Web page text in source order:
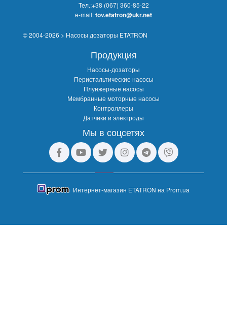
Тел.:+38 (067) 360-85-22
e-mail:tov.etatron@ukr.net
© 2004-2026 > Насосы дозаторы ETATRON
Продукция
Насосы-дозаторы
Перистальтические насосы
Плунжерные насосы
Мембранные моторные насосы
Контроллеры
Датчики и электроды
Мы в соцсетях
Интернет-магазин ETATRON на Prom.ua